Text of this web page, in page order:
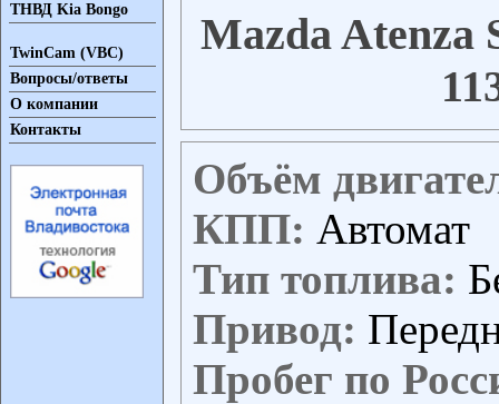
ТНВД Kia Bongo
TwinCam (VBC)
Вопросы/ответы
О компании
Контакты
Mazda Atenza
Объём
КПП: Автомат
Тип топлива:
Привод:
Пробег по